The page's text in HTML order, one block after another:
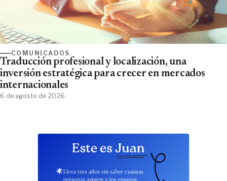
COMUNICADOS
Traducción profesional y localización, una
inversión estratégica para crecer en mercados
internacionales
6 de agosto de 2026